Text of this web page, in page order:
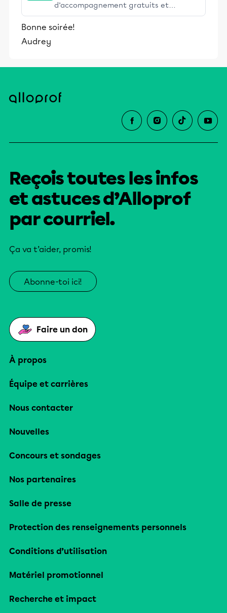
d’accompagnement gratuits et
stimulants, Alloprof engage les élèves
et leurs parents dans la réussite
Bonne soirée!
Audrey
Reçois toutes les infos
et astuces d’Alloprof
par courriel.
Ça va t’aider, promis!
Abonne-toi ici!
Faire un don
À propos
Équipe et carrières
Nous contacter
Nouvelles
Concours et sondages
Nos partenaires
Salle de presse
Protection des renseignements personnels
Conditions d’utilisation
Matériel promotionnel
Recherche et impact